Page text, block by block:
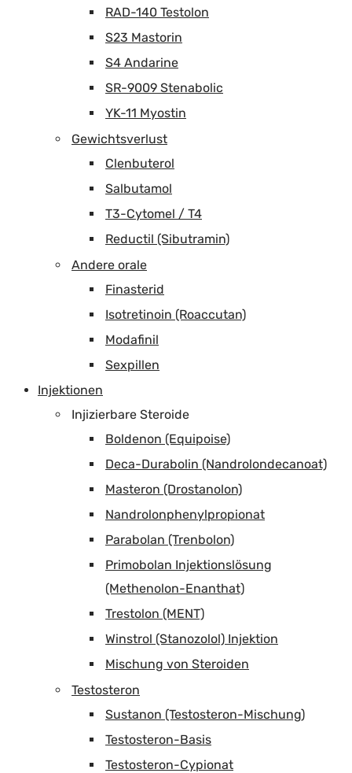
RAD-140 Testolon
S23 Mastorin
S4 Andarine
SR-9009 Stenabolic
YK-11 Myostin
Gewichtsverlust
Clenbuterol
Salbutamol
T3-Cytomel / T4
Reductil (Sibutramin)
Andere orale
Finasterid
Isotretinoin (Roaccutan)
Modafinil
Sexpillen
Injektionen
Injizierbare Steroide
Boldenon (Equipoise)
Deca-Durabolin (Nandrolondecanoat)
Masteron (Drostanolon)
Nandrolonphenylpropionat
Parabolan (Trenbolon)
Primobolan Injektionslösung
(Methenolon-Enanthat)
Trestolon (MENT)
Winstrol (Stanozolol) Injektion
Mischung von Steroiden
Testosteron
Sustanon (Testosteron-Mischung)
Testosteron-Basis
Testosteron-Cypionat